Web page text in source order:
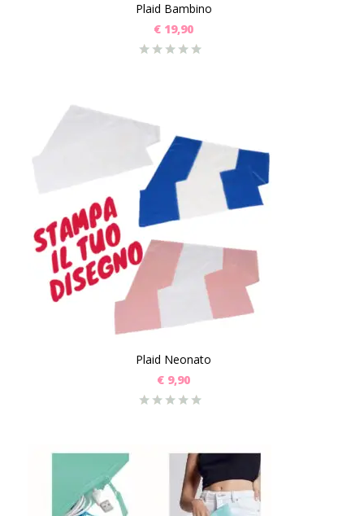
Plaid Bambino
€ 19,90
Plaid Neonato
€ 9,90